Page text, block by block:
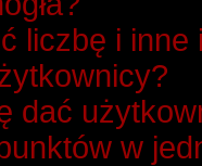
liczbę i
dać
w